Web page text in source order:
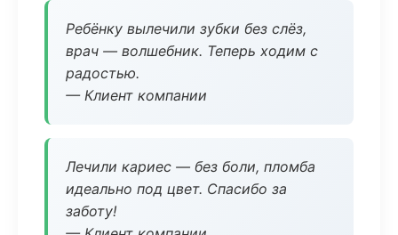
Ребёнку вылечили зубки без слёз,
врач — волшебник. Теперь ходим с
радостью.
— Клиент компании
Лечили кариес — без боли, пломба
идеально под цвет. Спасибо за
заботу!